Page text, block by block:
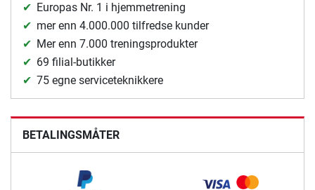
Europas Nr. 1 i hjemmetrening
mer enn 4.000.000 tilfredse kunder
Mer enn 7.000 treningsprodukter
69 filial-butikker
75 egne serviceteknikkere
BETALINGSMÅTER